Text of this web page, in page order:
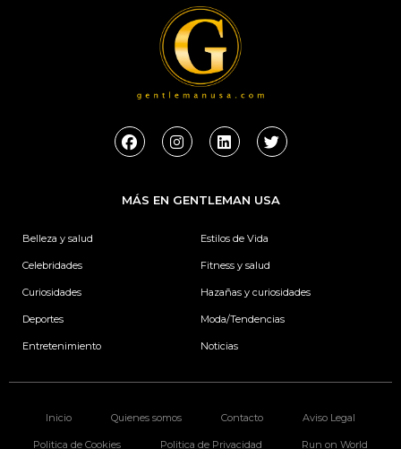
F
a
b
o
I
n
a
g
L
i
e
d
n
T
w
t
e
MÁS EN GENTLEMAN USA
Belleza y salud
Celebridades
Curiosidades
Deportes
Entretenimiento
Estilos de Vida
Fitness y salud
Hazañas y curiosidades
Moda/Tendencias
Noticias
Inicio Quienes somos Contacto Aviso Legal
Politica de Cookies Politica de Privacidad Run on World